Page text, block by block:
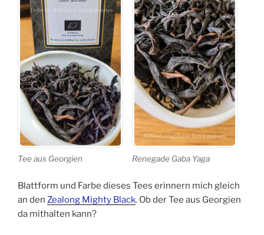
Tee aus Georgien Renegade Gaba Yaga
Blattform und Farbe dieses Tees erinnern mich gleich
an den Zealong Mighty Black. Ob der Tee aus Georgien
da mithalten kann?